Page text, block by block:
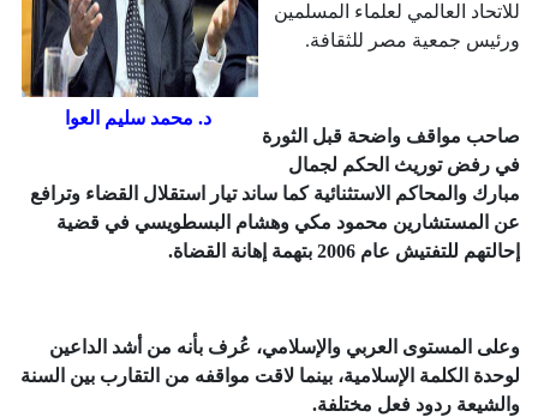
د. محمد سليم العوا
للاتحاد العالمي لعلماء المسلمين
ورئيس جمعية مصر للثقافة.
صاحب مواقف واضحة قبل الثورة
في رفض توريث الحكم لجمال
مبارك والمحاكم الاستثنائية كما ساند تيار استقلال القضاء وترافع
عن المستشارين محمود مكي وهشام البسطويسي في قضية
إحالتهم للتفتيش عام 2006 بتهمة إهانة القضاة.
وعلى المستوى العربي والإسلامي، عُرف بأنه من أشد الداعين
لوحدة الكلمة الإسلامية، بينما لاقت مواقفه من التقارب بين السنة
والشيعة ردود فعل مختلفة.